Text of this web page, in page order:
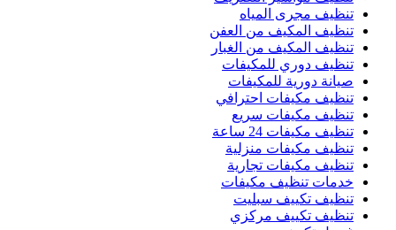
تنظيف مجرى المياه
تنظيف المكيف من العفن
تنظيف المكيف من الغبار
تنظيف دوري للمكيفات
صيانة دورية للمكيفات
تنظيف مكيفات احترافي
تنظيف مكيفات سريع
تنظيف مكيفات 24 ساعة
تنظيف مكيفات منزلية
تنظيف مكيفات تجارية
خدمات تنظيف مكيفات
تنظيف تكييف سبليت
تنظيف تكييف مركزي